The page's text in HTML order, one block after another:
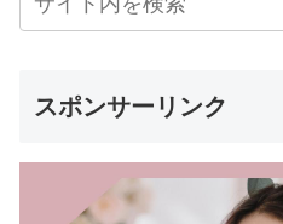
スポンサーリンク